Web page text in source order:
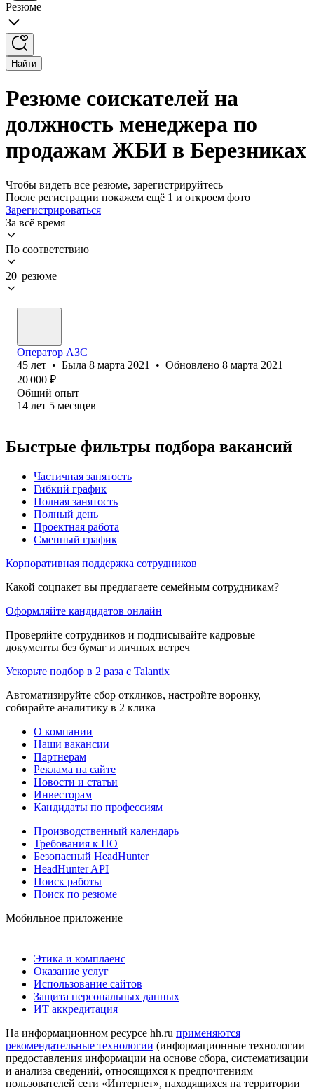
Резюме
Найти
Резюме соискателей на
должность менеджера по
продажам ЖБИ в Березниках
Чтобы видеть все резюме, зарегистрируйтесь
После регистрации покажем ещё 1 и откроем фото
Зарегистрироваться
За всё время
По соответствию
20 резюме
Оператор АЗС
45 лет • Была 8 марта 2021 • Обновлено 8 марта 2021
20 000 ₽
Общий опыт
14 лет 5 месяцев
Быстрые фильтры подбора вакансий
Частичная занятость
Гибкий график
Полная занятость
Полный день
Проектная работа
Сменный график
Корпоративная поддержка сотрудников
Какой соцпакет вы предлагаете семейным сотрудникам?
Оформляйте кандидатов онлайн
Проверяйте сотрудников и подписывайте кадровые
документы без бумаг и личных встреч
Ускорьте подбор в 2 раза с Talantix
Автоматизируйте сбор откликов, настройте воронку,
собирайте аналитику в 2 клика
О компании
Наши вакансии
Партнерам
Реклама на сайте
Новости и статьи
Инвесторам
Кандидаты по профессиям
Производственный календарь
Требования к ПО
Безопасный HeadHunter
HeadHunter API
Поиск работы
Поиск по резюме
Мобильное приложение
Этика и комплаенс
Оказание услуг
Использование сайтов
Защита персональных данных
ИТ аккредитация
На информационном ресурсе hh.ru применяются
рекомендательные технологии (информационные технологии
предоставления информации на основе сбора, систематизации
и анализа сведений, относящихся к предпочтениям
пользователей сети «Интернет», находящихся на территории